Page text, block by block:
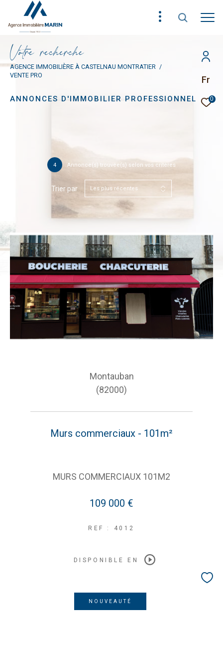
Fr
0
Votre recherche
AGENCE IMMOBILIÈRE À CASTELNAU MONTRATIER
VENTE PRO
ANNONCES D'IMMOBILIER PROFESSIONNEL
4 Annonce(s) trouvée(s) selon vos critères
Trier par Les plus récentes
Montauban
(82000)
Murs commerciaux - 101m²
MURS COMMERCIAUX 101M2
109 000 €
REF : 4012
DISPONIBLE EN
NOUVEAUTÉ